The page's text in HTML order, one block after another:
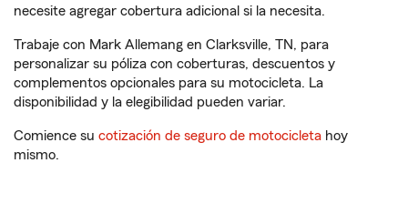
necesite agregar cobertura adicional si la necesita.
Trabaje con Mark Allemang en Clarksville, TN, para
personalizar su póliza con coberturas, descuentos y
complementos opcionales para su motocicleta. La
disponibilidad y la elegibilidad pueden variar.
Comience su cotización de seguro de motocicleta hoy
mismo.